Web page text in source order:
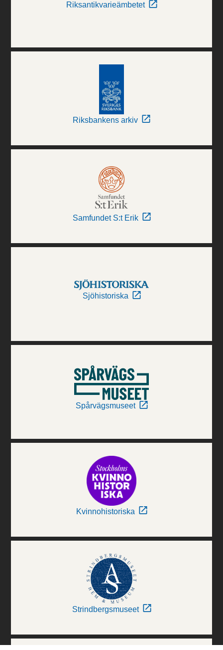
Riksantikvarieämbetet
Riksbankens arkiv
Samfundet S:t Erik
Sjöhistoriska
Spårvägsmuseet
Kvinnohistoriska
Strindbergsmuseet